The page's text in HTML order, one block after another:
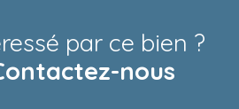
par ce bien ?
nous